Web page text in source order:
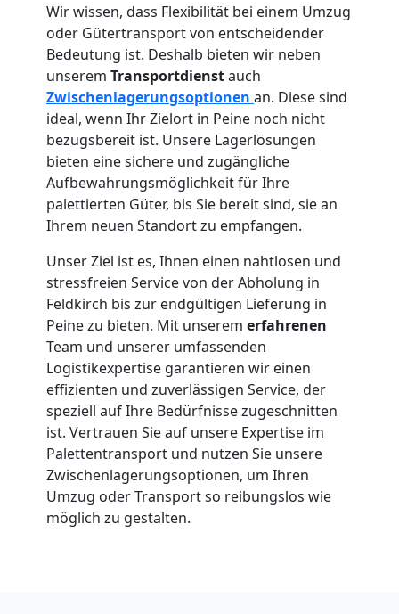
Wir wissen, dass Flexibilität bei einem Umzug
oder Gütertransport von entscheidender
Bedeutung ist. Deshalb bieten wir neben
unserem Transportdienstauch
Zwischenlagerungsoptionen an. Diese sind
ideal, wenn Ihr Zielort in Peine noch nicht
bezugsbereit ist. Unsere Lagerlösungen
bieten eine sichere und zugängliche
Aufbewahrungsmöglichkeit für Ihre
palettierten Güter, bis Sie bereit sind, sie an
Ihrem neuen Standort zu empfangen.
Unser Ziel ist es, Ihnen einen nahtlosen und
stressfreien Service von der Abholung in
Feldkirch bis zur endgültigen Lieferung in
Peine zu bieten. Mit unserem erfahrenen
Team und unserer umfassenden
Logistikexpertise garantieren wir einen
effizienten und zuverlässigen Service, der
speziell auf Ihre Bedürfnisse zugeschnitten
ist. Vertrauen Sie auf unsere Expertise im
Palettentransport und nutzen Sie unsere
Zwischenlagerungsoptionen, um Ihren
Umzug oder Transport so reibungslos wie
möglich zu gestalten.